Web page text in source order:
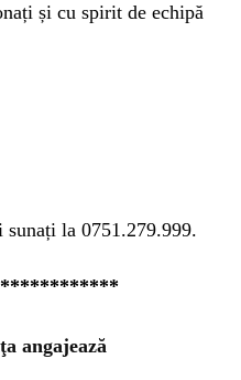
și cu spirit de echipă
la 0751.279.999.
angajează